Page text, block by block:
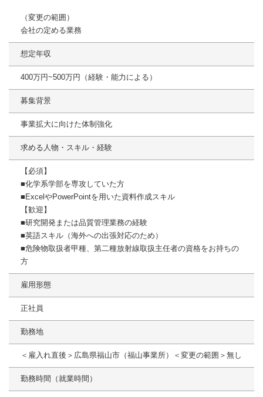
（変更の範囲）
会社の定める業務
想定年収
400万円~500万円（経験・能力による）
募集背景
事業拡大に向けた体制強化
求める人物・スキル・経験
【必須】
■化学系学部を専攻していた方
■ExcelやPowerPointを用いた資料作成スキル
【歓迎】
■研究開発または品質管理業務の経験
■英語スキル（海外への出張対応のため）
■危険物取扱者甲種、第二種放射線取扱主任者の資格をお持ちの
方
雇用形態
正社員
勤務地
＜雇入れ直後＞広島県福山市（福山事業所）＜変更の範囲＞無し
勤務時間（就業時間）